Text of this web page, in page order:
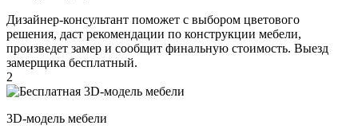
Дизайнер-консультант поможет с выбором цветового
решения, даст рекомендации по конструкции мебели,
произведет замер и сообщит финальную стоимость. Выезд
замерщика бесплатный.
2
3D-модель мебели